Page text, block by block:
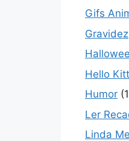
Gifs
Gravidez
Hello
Humor
Ler
Linda